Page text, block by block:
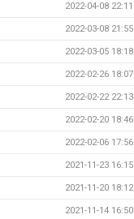
2022-04-08 22:11
2022-03-08 21:55
2022-03-05 18:18
2022-02-26 18:07
2022-02-22 22:13
2022-02-20 18:46
2022-02-06 17:56
2021-11-23 16:15
2021-11-20 18:12
2021-11-14 16:50